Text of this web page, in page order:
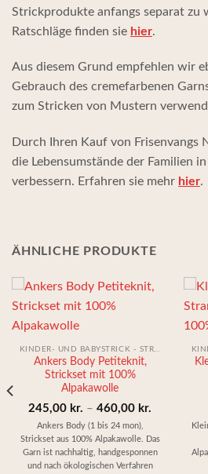
Strickprodukte anfangs separat zu
Ratschläge finden sie hier.
Aus diesem Grund empfehlen wir
Gebrauch des cremefarbenen
zum Stricken von Mustern
Durch Ihren Kauf von Frisenvangs
die Lebensumstände der Familien
verbessern. Erfahren sie mehr hier.
ÄHNLICHE PRODUKTE
Ankers Body Petiteknit,
Strickset mit 100%
Alpakawolle
245,00 kr. – 460,00 kr.
245,00 kr.
460,00 kr.
Ankers Body (1 bis 24 mon),
Strickset aus 100% Alpakawolle. Das
Garn ist nachhaltig, handgesponnen
und nach ökologischen Verfahren